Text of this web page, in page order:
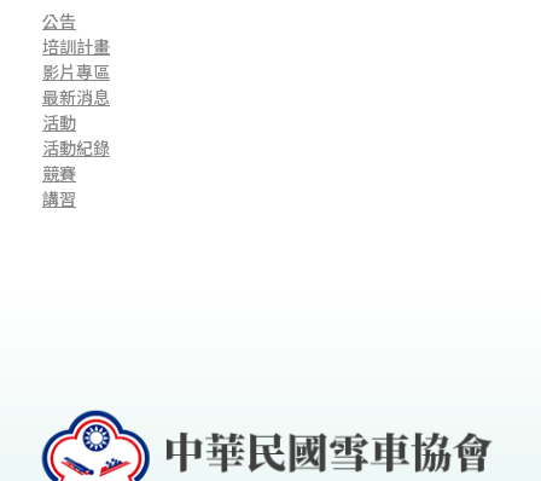
公告
培訓計畫
影片專區
最新消息
活動
活動紀錄
競賽
講習